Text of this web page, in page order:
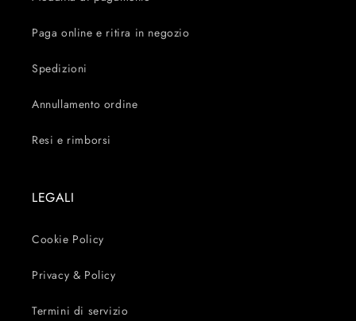
Paga online e ritira in negozio
Spedizioni
Annullamento ordine
Resi e rimborsi
LEGALI
Cookie Policy
Privacy & Policy
Termini di servizio